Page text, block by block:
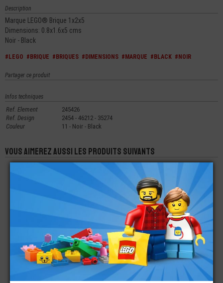
Description
Marque LEGO® Brique 1x2x5
Dimensions: 0.8x1.6x5 cms
Noir - Black
#LEGO #BRIQUE #BRIQUES #DIMENSIONS #MARQUE #BLACK #NOIR
Partager ce produit
Infos techniques
Ref. Element
245426
Ref. Design
2454 - 46212 - 35274
Couleur
11 - Noir - Black
Vous aimerez aussi les produits suivants
LEGO® BRIQUE
0,20€
LEGO® BRIQUE
RONDE 2X2 AVEC
PASSAGE POUR AXE
0,24 €
LEGO® TECHNIC
BRIQUE 4X4 CENTRE
OUVERT 2X2
1,59€
LEGO® BRIQUE
RONDE 2X2 AVEC
PASSAGE POUR AXE
LEGO® BRIQUE
RONDE 1X1
LEGO® BRIQUE 1X1X3